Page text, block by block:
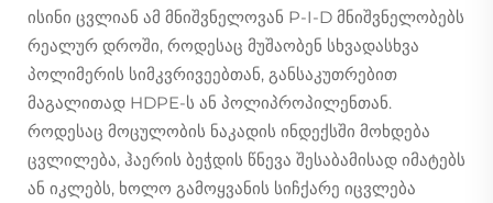
ისინი ცვლიან ამ მნიშვნელოვან P-I-D მნიშვნელობებს
რეალურ დროში, როდესაც მუშაობენ სხვადასხვა
პოლიმერის სიმკვრივეებთან, განსაკუთრებით
მაგალითად HDPE-ს ან პოლიპროპილენთან.
როდესაც მოცულობის ნაკადის ინდექსში მოხდება
ცვლილება, ჰაერის ბეჭდის წნევა შესაბამისად იმატებს
ან იკლებს, ხოლო გამოყვანის სიჩქარე იცვლება